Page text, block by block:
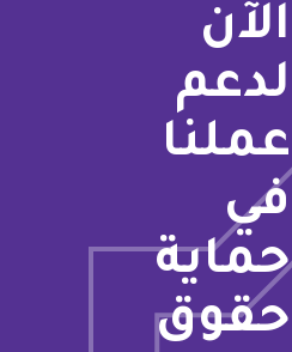
الآن
لدعم
عملنا
في
حماية
حقوق